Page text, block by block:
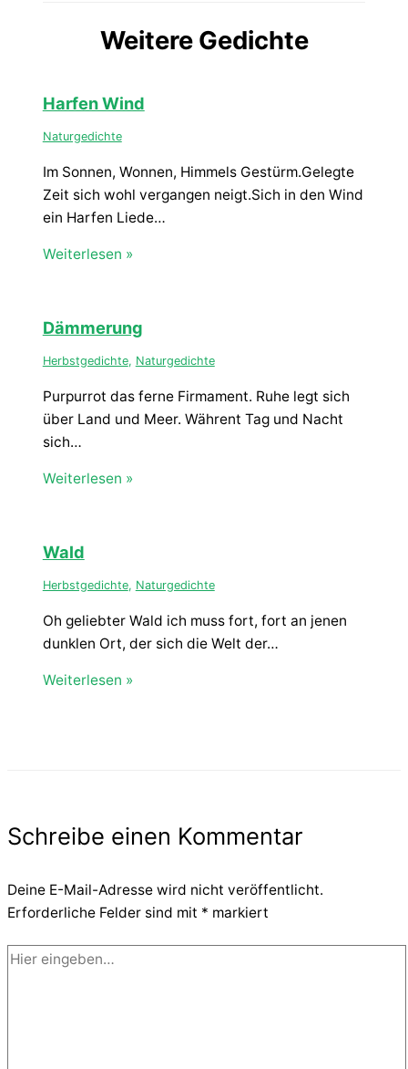
Weitere Gedichte
Harfen Wind
Naturgedichte
Im Sonnen, Wonnen, Himmels Gestürm.Gelegte
Zeit sich wohl vergangen neigt.Sich in den Wind
ein Harfen Liede…
Weiterlesen »
Dämmerung
Herbstgedichte, Naturgedichte
Purpurrot das ferne Firmament. Ruhe legt sich
über Land und Meer. Währent Tag und Nacht
sich…
Weiterlesen »
Wald
Herbstgedichte, Naturgedichte
Oh geliebter Wald ich muss fort, fort an jenen
dunklen Ort, der sich die Welt der…
Weiterlesen »
Schreibe einen Kommentar
Deine E-Mail-Adresse wird nicht veröffentlicht.
Erforderliche Felder sind mit * markiert
Hier